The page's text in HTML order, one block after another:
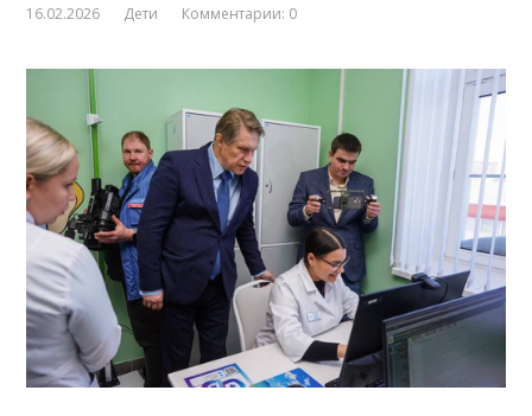
16.02.2026 Дети Комментарии: 0